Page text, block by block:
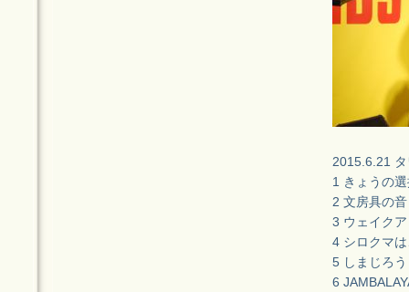
2015.6.21
1 きょうの
2 文房具の音
3 ウェイク
4 シロクマ
5 しまじろ
6